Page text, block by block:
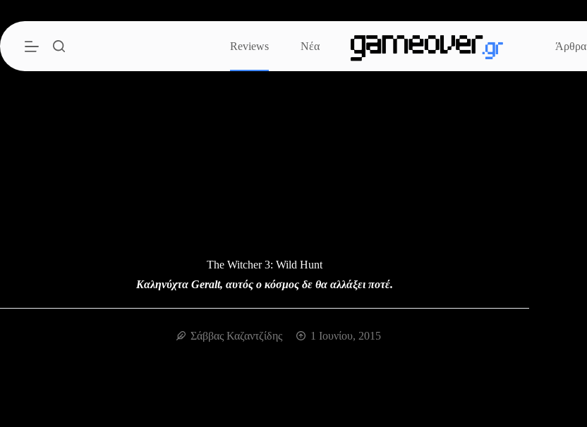
περιεχόμενο
Reviews
Νέα Άρθρα
The Witcher 3: Wild Hunt
Καληνύχτα Geralt, αυτός ο κόσμος δε θα αλλάξει ποτέ.
Σάββας Καζαντζίδης 1 Ιουνίου, 2015